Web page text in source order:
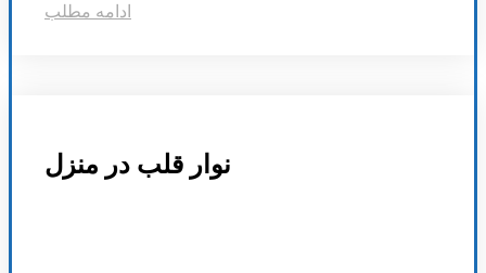
ادامه مطلب
نوار قلب در منزل